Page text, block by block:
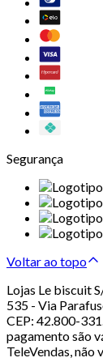
Segurança
Voltar ao topo
Lojas Le biscuit
535 - Via
CEP: 42.800-
pagamento são
TeleVendas, não